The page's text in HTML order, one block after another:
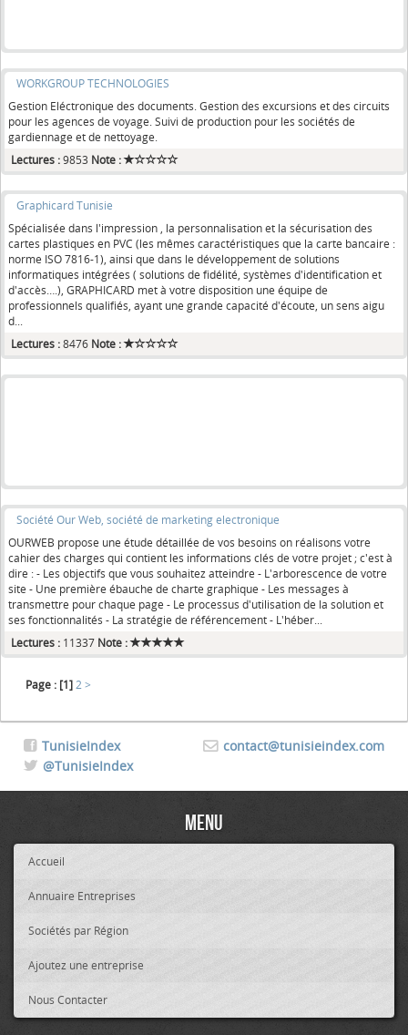
WORKGROUP TECHNOLOGIES
Gestion Eléctronique des documents. Gestion des excursions et des circuits
pour les agences de voyage. Suivi de production pour les sociétés de
gardiennage et de nettoyage.
Lectures :9853 Note :
Graphicard Tunisie
Spécialisée dans l'impression , la personnalisation et la sécurisation des
cartes plastiques en PVC (les mêmes caractéristiques que la carte bancaire :
norme ISO 7816-1), ainsi que dans le développement de solutions
informatiques intégrées ( solutions de fidélité, systèmes d'identification et
d'accès….), GRAPHICARD met à votre disposition une équipe de
professionnels qualifiés, ayant une grande capacité d'écoute, un sens aigu
d...
Lectures :8476 Note :
Société Our Web, société de marketing electronique
OURWEB propose une étude détaillée de vos besoins on réalisons votre
cahier des charges qui contient les informations clés de votre projet ; c'est à
dire : - Les objectifs que vous souhaitez atteindre - L'arborescence de votre
site - Une première ébauche de charte graphique - Les messages à
transmettre pour chaque page - Le processus d'utilisation de la solution et
ses fonctionnalités - La stratégie de référencement - L'héber...
Lectures : 11337 Note :
Page : [1] 2 >
contact@tunisieindex.com
TunisieIndex
@TunisieIndex
Menu
Accueil
Annuaire Entreprises
Sociétés par Région
Ajoutez une entreprise
Nous Contacter